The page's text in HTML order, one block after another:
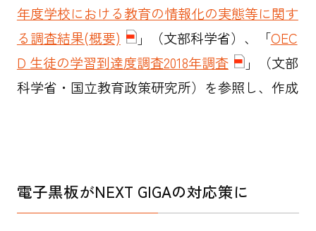
年度学校における教育の情報化の実態等に関す
る調査結果(概要)
」（文部科学省）、「OEC
D 生徒の学習到達度調査2018年調査
」（文部
科学省・国立教育政策研究所）を参照し、作成
電子黒板がNEXT GIGAの対応策に